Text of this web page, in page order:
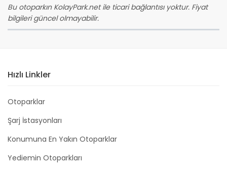
Bu otoparkın KolayPark.net ile ticari bağlantısı yoktur. Fiyat
bilgileri güncel olmayabilir.
Hızlı Linkler
Otoparklar
Şarj İstasyonları
Konumuna En Yakın Otoparklar
Yediemin Otoparkları